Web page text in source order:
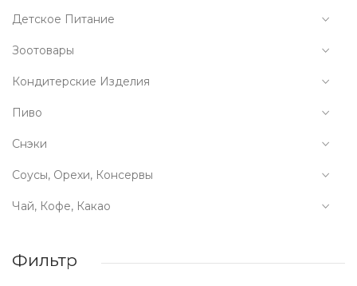
Детское Питание
Зоотовары
Кондитерские Изделия
Пиво
Снэки
Соусы, Орехи, Консервы
Чай, Кофе, Какао
Фильтр